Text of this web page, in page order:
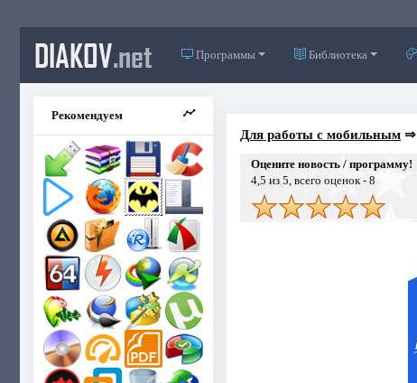
DIAKOV.net Программы Библиотека
Рекомендуем
Для работы с мобильным⇒
Оцените новость / программу!
4,5 из 5, всего оценок - 8